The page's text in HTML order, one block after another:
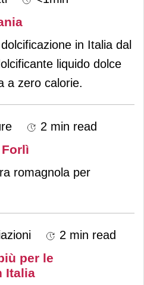
in Italia dal
liquido dolce
a zero calorie.
2 min read
romagnola per
2 min read
per le
Italia